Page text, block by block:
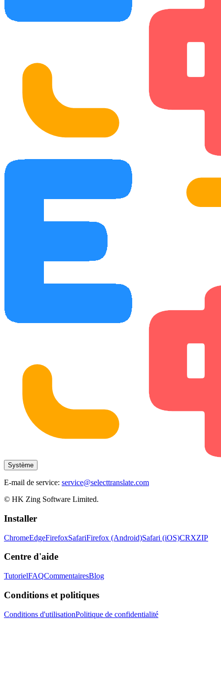
Système
E-mail de service: service@selecttranslate.com
© HK Zing Software Limited.
Installer
ChromeEdgeFirefoxSafariFirefox (Android)Safari (iOS)CRXZIP
Centre d'aide
TutorielFAQCommentairesBlog
Conditions et politiques
Conditions d'utilisationPolitique de confidentialité